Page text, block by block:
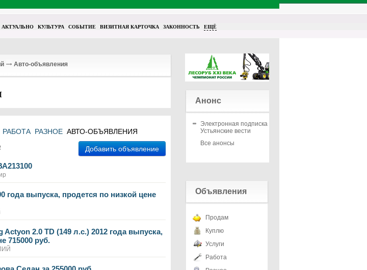
АКТУАЛЬНО КУЛЬТУРА СОБЫТИЕ ВИЗИТНАЯ КАРТОЧКА ЗАКОННОСТЬ ЕЩЁ
Авто-объявления
РАБОТА РАЗНОЕ АВТО-ОБЪЯВЛЕНИЯ
Добавить объявление
года выпуска, продется по низкой цене
2.0 TD (149 л.с.) 2012 года выпуска,
715000 руб.
Анонс
Электронная подписка на
Устьянские вести
Все анонсы
Объявления
Продам
Куплю
Услуги
Работа